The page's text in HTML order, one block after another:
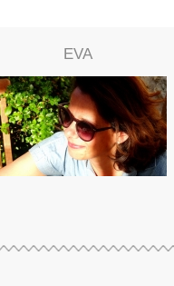
EVA